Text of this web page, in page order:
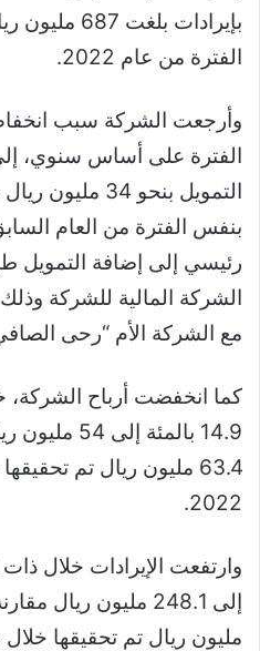
بإيرادات
الفترة من عام 2022.
وأرجعت الشركة سبب
الفترة على أساس سنوي،
التمويل بنحو
بنفس الفترة من العام
رئيسي إلى إضافة التمويل
الشركة المالية للشركة وذلك
مع الشركة الأم “رحى الصافي
كما انخفضت أرباح الشركة،
14.9 بالمئة
63.4 مليون ريال تم
2022.
مليون ريال تم تحقيقها